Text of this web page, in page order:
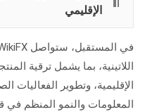
الإقليمي
اللاتينية، بما يشمل ترقية
الإقليمية، وتطوير الفعاليات
المعلومات والنمو المنظم